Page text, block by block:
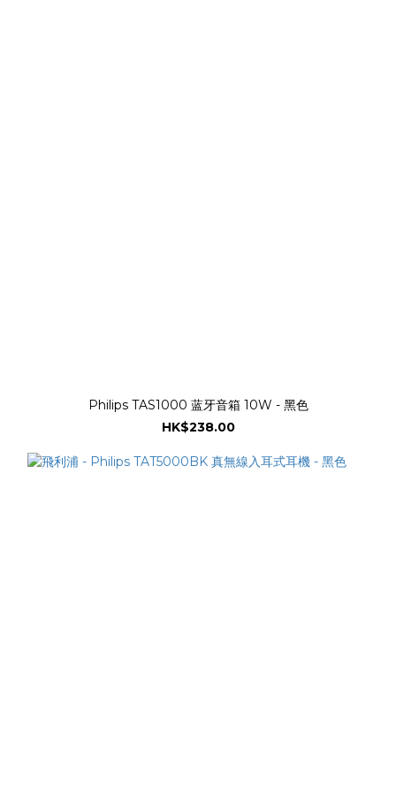
Philips TAS1000 蓝牙音箱 10W - 黑色
HK$238.00